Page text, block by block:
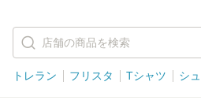
トレラン フリスタ Tシャツ シ